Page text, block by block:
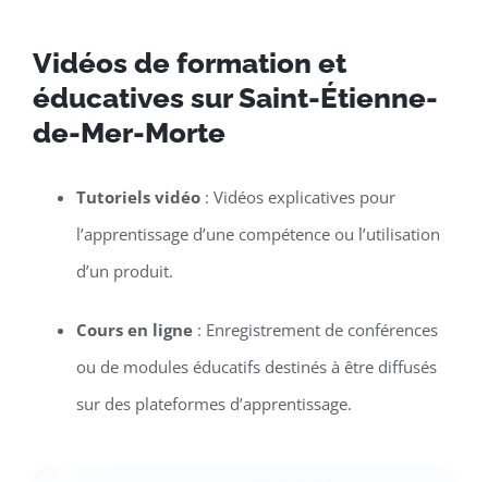
Vidéos de formation et
éducatives sur Saint-Étienne-
de-Mer-Morte
Tutoriels vidéo: Vidéos explicatives pour
l’apprentissage d’une compétence ou l’utilisation
d’un produit.
Cours en ligne: Enregistrement de conférences
ou de modules éducatifs destinés à être diffusés
sur des plateformes d’apprentissage.